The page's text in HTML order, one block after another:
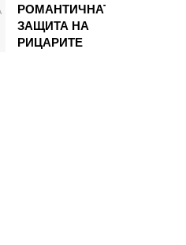
РОМАНТИЧНАТА
ЗАЩИТА НА
РИЦАРИТЕ